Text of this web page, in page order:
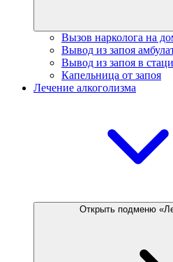
Вызов нарколога на
Вывод из запоя
Вывод из запоя в
Капельница от запоя
Лечение алкоголизма
Открыть подменю